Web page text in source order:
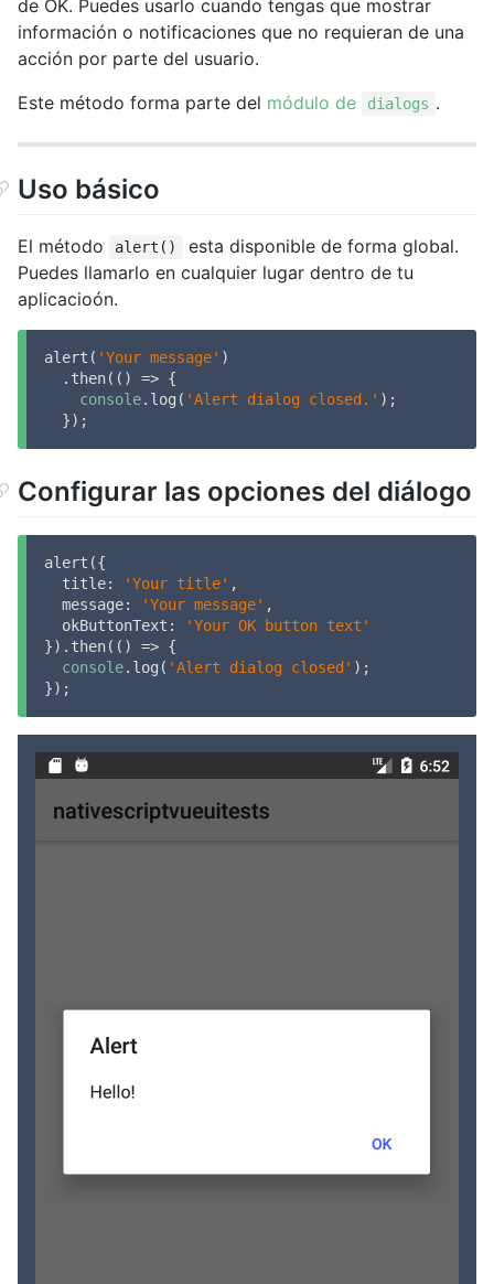
de OK. Puedes usarlo cuando tengas que mostrar
información o notificaciones que no requieran de una
acción por parte del usuario.
Este método forma parte del módulo de dialogs .
Uso básico
El método alert()
esta disponible de forma global.
Puedes llamarlo en cualquier lugar dentro de tu
aplicacioón.
alert( 'Your message' )
  .then(
() => {
console.log( 'Alert dialog closed.' );
  });
Configurar las opciones del diálogo
alert({
title: 'Your title' ,
message: 'Your message' ,
okButtonText :
'Your OK button text'
}).then( () => {
console.log( 'Alert dialog closed' );
});